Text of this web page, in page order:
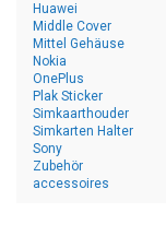
Huawei
Middle Cover
Mittel Gehäuse
Nokia
OnePlus
Plak Sticker
Simkaarthouder
Simkarten Halter
Sony
Zubehör
accessoires